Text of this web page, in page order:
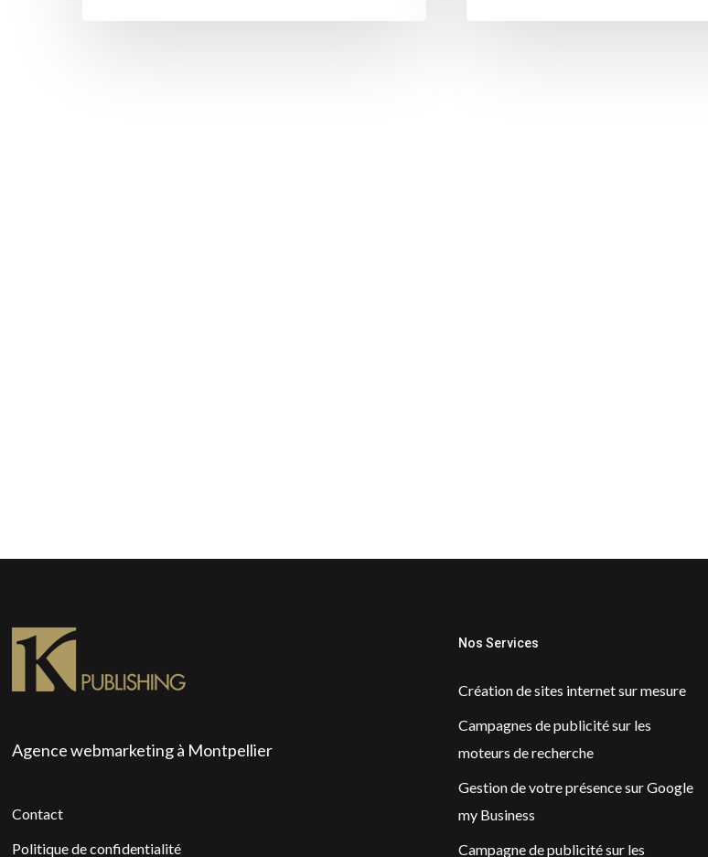
Agence webmarketing à Montpellier
Contact
Politique de confidentialité
Nos Services
Création de sites internet sur mesure
Campagnes de publicité sur les
moteurs de recherche
Gestion de votre présence sur Google
my Business
Campagne de publicité sur les